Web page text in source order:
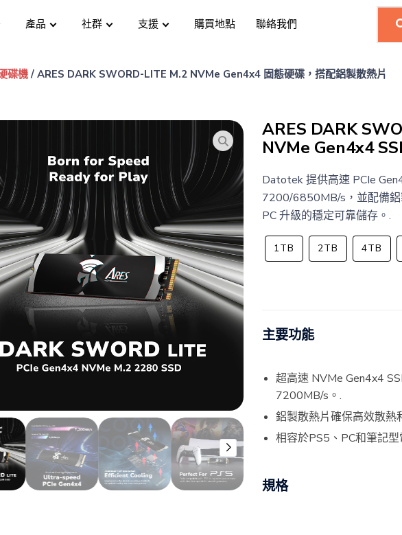
產品 社群 支援 購買地點 聯絡我們
碟機/ ARES DARK SWORD-LITE M.2 NVMe Gen4x4 固態硬碟，搭配鋁製散熱片
ARES DARK
NVMe Gen4x4
Datotek 提供高速 PCIe
7200/6850MB/s，並配備
PC 升級的穩定可靠儲存。.
1TB 2TB 4TB
主要功能
超高速 NVMe Gen4x4
7200MB/s。.
鋁製散熱片確保高效散熱
相容於PS5、PC和筆記
規格